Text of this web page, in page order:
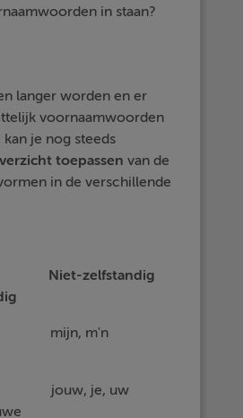
in staan?
langer worden en er
voornaamwoorden
kan je nog steeds
toepassen van de
in de verschillende
Niet-zelfstandig
mijn, m'n
jouw, je, uw